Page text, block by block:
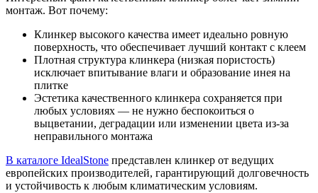
монтаж. Вот почему:
Клинкер высокого качества имеет идеально ровную
поверхность, что обеспечивает лучший контакт с клеем
Плотная структура клинкера (низкая пористость)
исключает впитывание влаги и образование инея на
плитке
Эстетика качественного клинкера сохраняется при
любых условиях — не нужно беспокоиться о
выцветании, деградации или изменении цвета из-за
неправильного монтажа
В каталоге IdealStone представлен клинкер от ведущих
европейских производителей, гарантирующий долговечность
и устойчивость к любым климатическим условиям.